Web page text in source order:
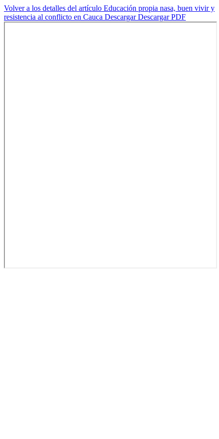
Volver a los detalles del artículo Educación propia nasa, buen vivir y
resistencia al conflicto en Cauca DescargarDescargar PDF